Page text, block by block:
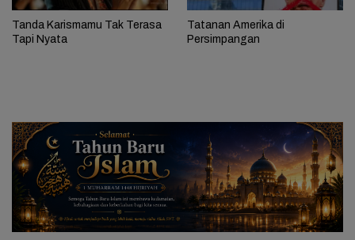
Tanda Karismamu Tak Terasa
Tapi Nyata
Tatanan Amerika di
Persimpangan